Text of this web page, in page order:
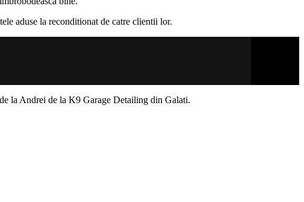
aduse la reconditionat de catre clientii lor.
la Andrei de la K9 Garage Detailing din Galati.